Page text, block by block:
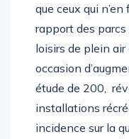
que ceux qui
rapport des parcs
loisirs de plein
occasion
étude de 200,
installations
incidence sur la